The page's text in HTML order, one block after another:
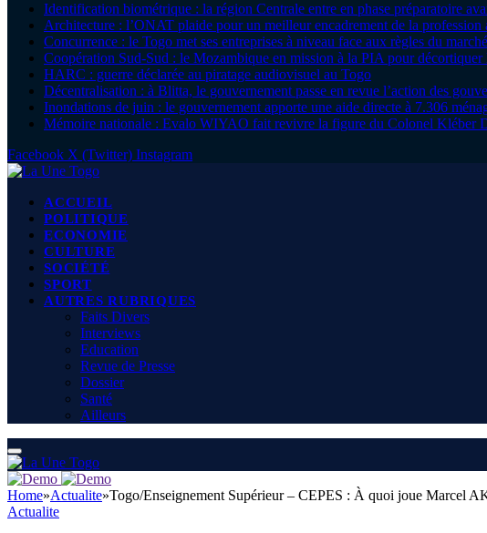
Identification biométrique : la région Centrale entre en phase préparatoire
Architecture : l’ONAT plaide pour un meilleur encadrement de la profession
Concurrence : le Togo met ses entreprises à niveau face aux règles du
Coopération Sud-Sud : le Mozambique en mission à la PIA pour décortiquer
HARC : guerre déclarée au piratage audiovisuel au Togo
Décentralisation : à Blitta, le gouvernement passe en revue l’action des
Inondations de juin : le gouvernement apporte une aide directe à 7.306
Mémoire nationale : Evalo WIYAO fait revivre la figure du Colonel Kléber
Facebook X (Twitter) Instagram
ACCUEIL
POLITIQUE
ECONOMIE
CULTURE
SOCIÉTÉ
SPORT
AUTRES RUBRIQUES
Faits Divers
Interviews
Education
Revue de Presse
Dossier
Santé
Ailleurs
Home»Actualite»Togo/Enseignement Supérieur – CEPES : À quoi joue Marcel
Actualite